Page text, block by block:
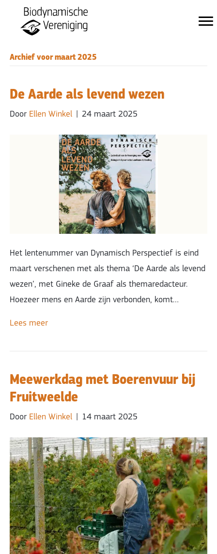
Archief voor maart 2025
De Aarde als levend wezen
Door Ellen Winkel 24 maart 2025
Het lentenummer van Dynamisch Perspectief is eind
maart verschenen met als thema ‘De Aarde als levend
wezen’, met Gineke de Graaf als themaredacteur.
Hoezeer mens en Aarde zijn verbonden, komt…
Lees meer
Meewerkdag met Boerenvuur bij
Fruitweelde
Door Ellen Winkel 14 maart 2025